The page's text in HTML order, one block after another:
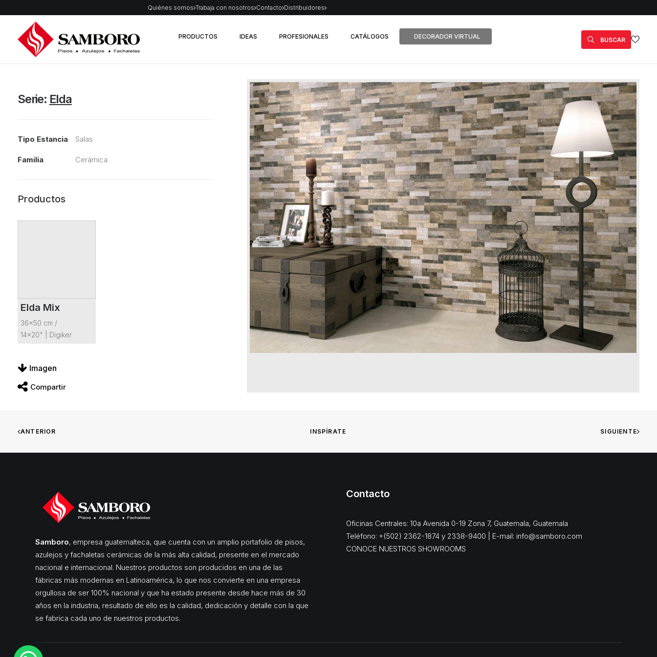
Quiénes somos Trabaja con nosotros Contacto Distribuidores
PRODUCTOS IDEAS PROFESIONALES CATÁLOGOS DECORADOR VIRTUAL BUSCAR
Serie: Elda
Tipo Estancia Salas
Familia Cerámica
Productos
VER FICHA DEL PRODUCTO
Elda Mix
36x50 cm /
14x20"
Digiker
Imagen
Compartir
ANTERIOR INSPÍRATE SIGUIENTE
Samboro, empresa guatemalteca, que cuenta con un amplio portafolio de pisos,
azulejos y fachaletas cerámicas de la más alta calidad, presente en el mercado
nacional e internacional. Nuestros productos son producidos en una de las
fábricas más modernas en Latinoamérica, lo que nos convierte en una empresa
orgullosa de ser 100% nacional y que ha estado presente desde hace más de 30
años en la industria, resultado de ello es la calidad, dedicación y detalle con la que
se fabrica cada uno de nuestros productos.
Contacto
Oficinas Centrales: 10a Avenida 0-19 Zona 7, Guatemala, Guatemala
Teléfono: +(502) 2362-1874 y 2338-9400 | E-mail: info@samboro.com
CONOCE NUESTROS SHOWROOMS